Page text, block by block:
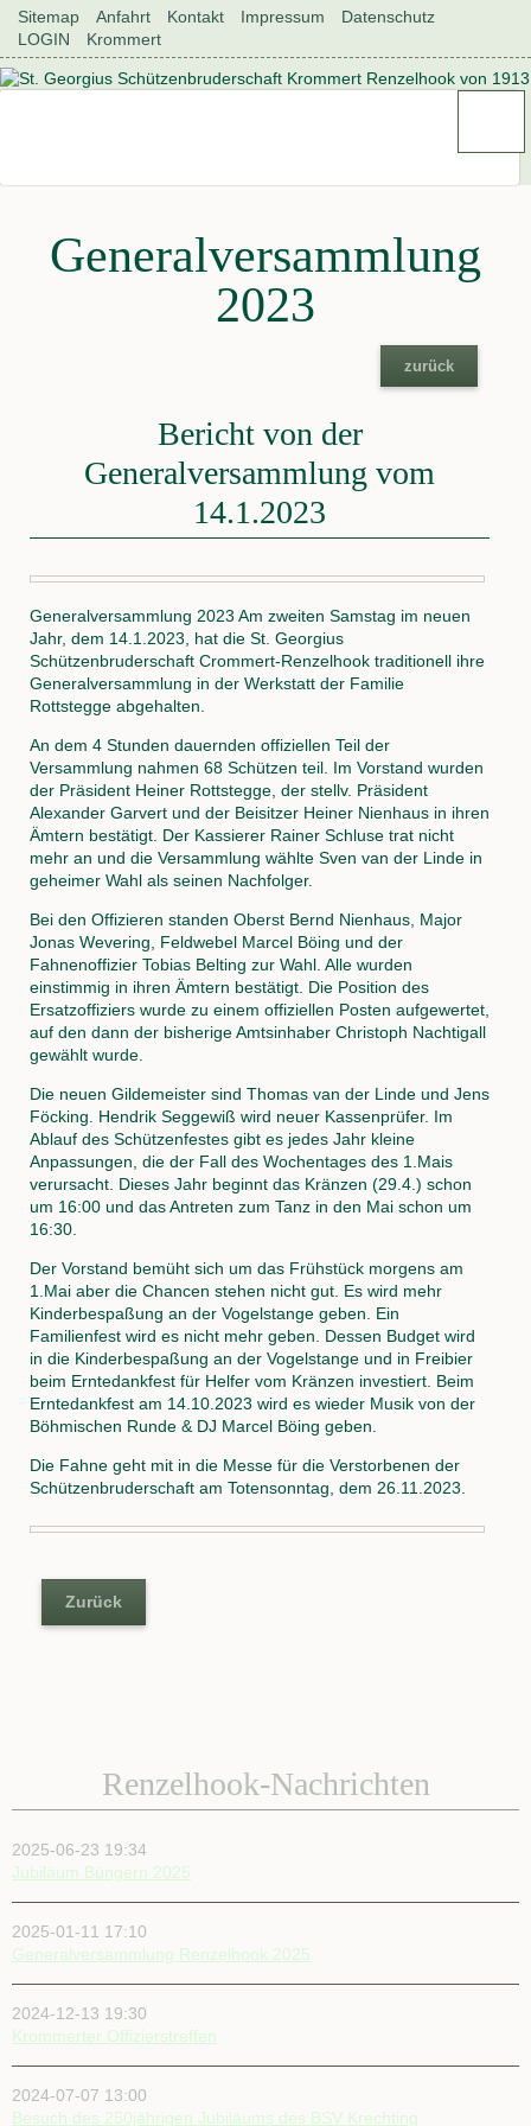
Navigation
überspringen
Sitemap Anfahrt Kontakt Impressum
Datenschutz
LOGIN
Krommert
Generalversammlung
2023
zurück
Bericht von der
Generalversammlung vom
14.1.2023
Generalversammlung 2023 Am zweiten Samstag im neuen
Jahr, dem 14.1.2023, hat die St. Georgius
Schützenbruderschaft Crommert-Renzelhook traditionell ihre
Generalversammlung in der Werkstatt der Familie
Rottstegge abgehalten.
An dem 4 Stunden dauernden offiziellen Teil der
Versammlung nahmen 68 Schützen teil. Im Vorstand wurden
der Präsident Heiner Rottstegge, der stellv. Präsident
Alexander Garvert und der Beisitzer Heiner Nienhaus in ihren
Ämtern bestätigt. Der Kassierer Rainer Schluse trat nicht
mehr an und die Versammlung wählte Sven van der Linde in
geheimer Wahl als seinen Nachfolger.
Bei den Offizieren standen Oberst Bernd Nienhaus, Major
Jonas Wevering, Feldwebel Marcel Böing und der
Fahnenoffizier Tobias Belting zur Wahl. Alle wurden
einstimmig in ihren Ämtern bestätigt. Die Position des
Ersatzoffiziers wurde zu einem offiziellen Posten aufgewertet,
auf den dann der bisherige Amtsinhaber Christoph Nachtigall
gewählt wurde.
Die neuen Gildemeister sind Thomas van der Linde und Jens
Föcking. Hendrik Seggewiß wird neuer Kassenprüfer. Im
Ablauf des Schützenfestes gibt es jedes Jahr kleine
Anpassungen, die der Fall des Wochentages des 1.Mais
verursacht. Dieses Jahr beginnt das Kränzen (29.4.) schon
um 16:00 und das Antreten zum Tanz in den Mai schon um
16:30.
Der Vorstand bemüht sich um das Frühstück morgens am
1.Mai aber die Chancen stehen nicht gut. Es wird mehr
Kinderbespaßung an der Vogelstange geben. Ein
Familienfest wird es nicht mehr geben. Dessen Budget wird
in die Kinderbespaßung an der Vogelstange und in Freibier
beim Erntedankfest für Helfer vom Kränzen investiert. Beim
Erntedankfest am 14.10.2023 wird es wieder Musik von der
Böhmischen Runde & DJ Marcel Böing geben.
Die Fahne geht mit in die Messe für die Verstorbenen der
Schützenbruderschaft am Totensonntag, dem 26.11.2023.
Zurück
Renzelhook-Nachrichten
2025-06-23 19:34
Jubiläum Büngern 2025
2025-01-11 17:10
Generalversammlung Renzelhook 2025
2024-12-13 19:30
Krommerter Offizierstreffen
2024-07-07 13:00
Besuch des 250jährigen Jubiläums des BSV Krechting